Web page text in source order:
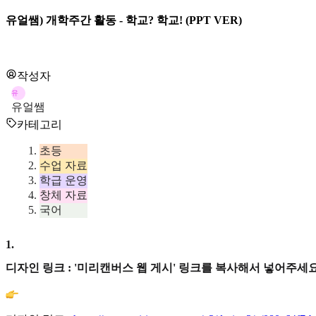
유얼쌤) 개학주간 활동 - 학교? 학교! (PPT VER)
작성자
유
유얼쌤
카테고리
초등
수업 자료
학급 운영
창체 자료
국어
1.
디자인 링크 : '미리캔버스 웹 게시' 링크를 복사해서 넣어주세